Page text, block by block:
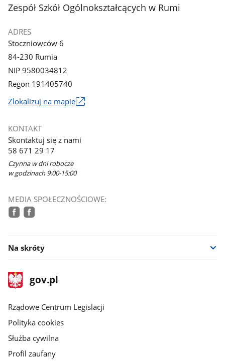
galerii.
stopka
Zespół Szkół Ogólnokształcących w Rumi
ADRES
Stoczniowców 6
84-230 Rumia
NIP 9580034812
Regon 191405740
Zlokalizuj na mapieLink
nowym
KONTAKT
Skontaktuj się z nami
58 671 29 17
Czynna w dni robocze
w godzinach 9:00-15:00
MEDIA SPOŁECZNOŚCIOWE:
Na skróty
stopka
gov.plStrona
gov.pl
Rządowe Centrum Legislacji
Polityka cookies
Służba cywilna
Profil zaufany